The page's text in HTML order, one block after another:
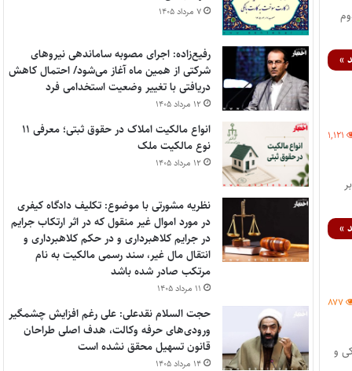
»
۱,۱۲۱
»
۸۷۷
و
۷ مرداد ۱۴۰۵
رفیع‌زاده: اجرای مصوبه ساماندهی نیروهای
شرکتی از همین ماه آغاز می‌شود/ احتمال کاهش
دریافتی با تغییر وضعیت استخدامی فرد
۱۲ مرداد ۱۴۰۵
انواع مالکیت املاک در حقوق ثبتی؛ معرفی ۱۱
نوع مالکیت ملک
۱۲ مرداد ۱۴۰۵
نظریه مشورتی با موضوع: تکلیف دادگاه کیفری
در مورد اموال غیر منقول که در اثر ارتکاب جرایم
در جرایم کلاهبرداری و در حکم کلاهبرداری و
انتقال مال غیر، سند رسمی مالکیت به نام
مرتکب صادر شده باشد
۱۱ مرداد ۱۴۰۵
حجت السلام نقدعلی: علی رغم افزایش چشمگیر
ورودی‌های حرفه وکالت، هدف اصلی طراحان
قانون تسهیل محقق نشده است
۱۴ مرداد ۱۴۰۵